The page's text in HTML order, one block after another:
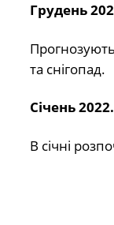
Грудень
та снігопад.
Січень 2022.
В січні